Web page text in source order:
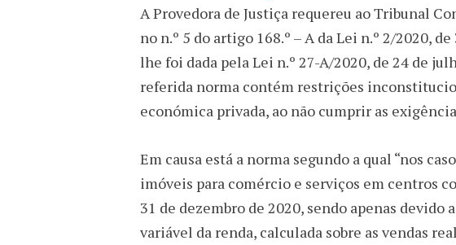
A Provedora de Justiça requereu ao Tribunal
no n.º 5 do artigo 168.º – A da Lei n.º 2/2020,
lhe foi dada pela Lei n.º 27-A/2020, de 24 de
referida norma contém restrições
económica privada, ao não cumprir as
Em causa está a norma segundo a qual “nos
imóveis para comércio e serviços em centros
31 de dezembro de 2020, sendo apenas
variável da renda, calculada sobre as vendas